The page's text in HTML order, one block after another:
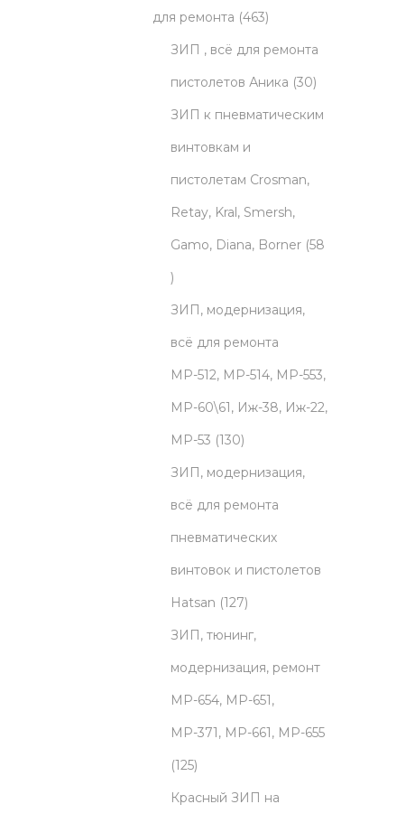
t
s
u
c
t
o
d
u
c
t
s
o
d
u
c
t
s
p
r
o
d
u
c
t
s
для ремонта 4634
6
3
p
o
d
u
t
s
ЗИП , всё для ремонта
пистолетов Аника 303
0
d
s
ЗИП к пневматическим
винтовкам и
пистолетам Crosman,
Retay, Kral, Smersh,
Gamo, Diana, Borner 58
5
8
p
r
o
d
u
c
t
s
ЗИП, модернизация,
всё для ремонта
МР-512, МР-514, МР-553,
МР-60\61, Иж-38, Иж-22,
МР-53 1301
3
0
p
r
o
d
u
c
t
ЗИП, модернизация,
всё для ремонта
пневматических
винтовок и пистолетов
Hatsan 1271
2
7
p
r
d
ЗИП, тюнинг,
модернизация, ремонт
МР-654, МР-651,
МР-371, МР-661, МР-655
1251
2
Красный ЗИП на